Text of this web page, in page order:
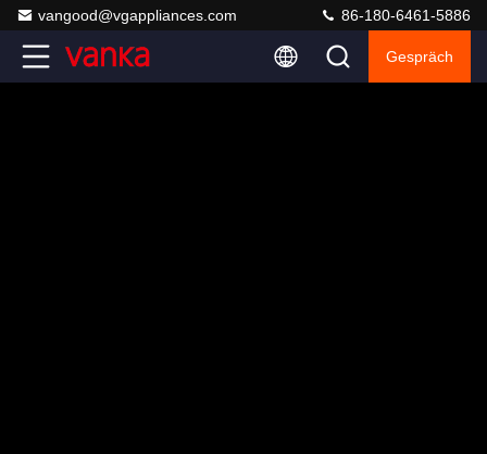
vangood@vgappliances.com 86-180-6461-5886
Gespräch